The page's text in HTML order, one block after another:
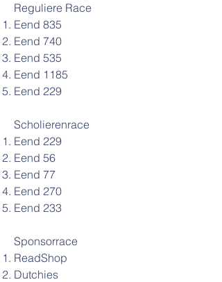
Reguliere Race
Eend 835
Eend 740
Eend 535
Eend 1185
Eend 229
Scholierenrace
Eend 229
Eend 56
Eend 77
Eend 270
Eend 233
Sponsorrace
ReadShop
Dutchies